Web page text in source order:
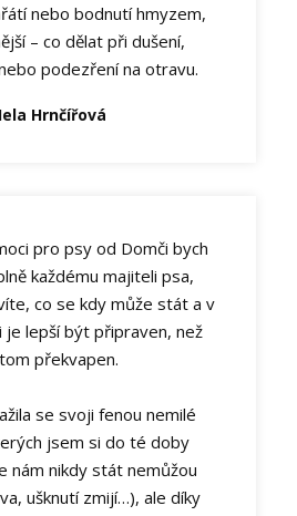
nebo bodnutí hmyzem,
– co dělat při dušení,
podezření na otravu.
Hrnčířová
pro psy od Domči bych
každému majiteli psa,
co se kdy může stát a v
je lepší být připraven, než
překvapen.
se svoji fenou nemilé
jsem si do té doby
nám nikdy stát nemůžou
ušknutí zmijí…), ale díky